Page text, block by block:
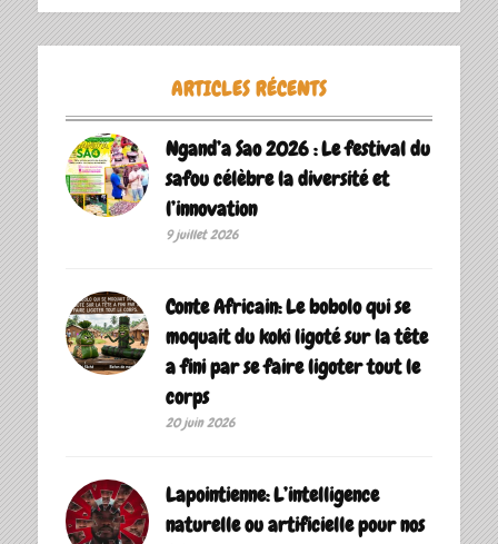
ARTICLES RÉCENTS
Ngand’a Sao 2026 : Le festival du
safou célèbre la diversité et
l’innovation
9 juillet 2026
Conte Africain: Le bobolo qui se
moquait du koki ligoté sur la tête
a fini par se faire ligoter tout le
corps
20 juin 2026
Lapointienne: L’intelligence
naturelle ou artificielle pour nos